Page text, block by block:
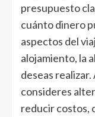
presupuesto
cuánto dinero
aspectos del
alojamiento, la
deseas
consideres
reducir costos,